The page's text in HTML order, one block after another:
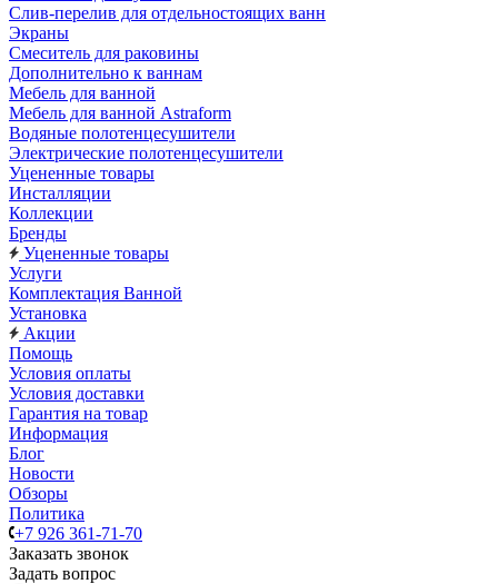
Слив-перелив для отдельностоящих ванн
Экраны
Смеситель для раковины
Дополнительно к ваннам
Мебель для ванной
Мебель для ванной Astraform
Водяные полотенцесушители
Электрические полотенцесушители
Уцененные товары
Инсталляции
Коллекции
Бренды
Уцененные товары
Услуги
Комплектация Ванной
Установка
Акции
Помощь
Условия оплаты
Условия доставки
Гарантия на товар
Информация
Блог
Новости
Обзоры
Политика
+7 926 361-71-70
Заказать звонок
Задать вопрос